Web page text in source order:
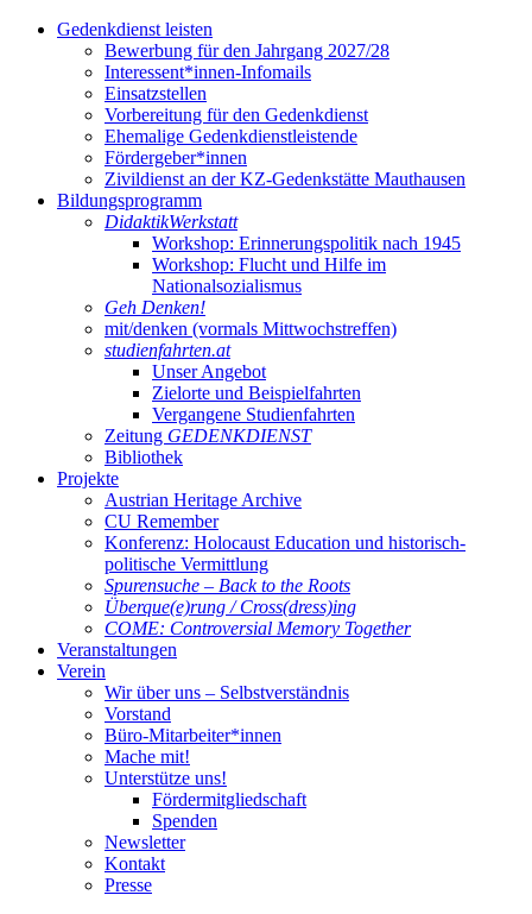
Gedenkdienst leisten
Bewerbung für den Jahrgang 2027/28
Interessent*innen-Infomails
Einsatzstellen
Vorbereitung für den Gedenkdienst
Ehemalige Gedenkdienstleistende
Fördergeber*innen
Zivildienst an der KZ-Gedenkstätte Mauthausen
Bildungsprogramm
DidaktikWerkstatt
Workshop: Erinnerungspolitik nach 1945
Workshop: Flucht und Hilfe im
Nationalsozialismus
Geh Denken!
mit/denken (vormals Mittwochstreffen)
studienfahrten.at
Unser Angebot
Zielorte und Beispielfahrten
Vergangene Studienfahrten
Zeitung GEDENKDIENST
Bibliothek
Projekte
Austrian Heritage Archive
CU Remember
Konferenz: Holocaust Education und historisch-
politische Vermittlung
Spurensuche – Back to the Roots
Überque(e)rung / Cross(dress)ing
COME: Controversial Memory Together
Veranstaltungen
Verein
Wir über uns – Selbstverständnis
Vorstand
Büro-Mitarbeiter*innen
Mache mit!
Unterstütze uns!
Fördermitgliedschaft
Spenden
Newsletter
Kontakt
Presse